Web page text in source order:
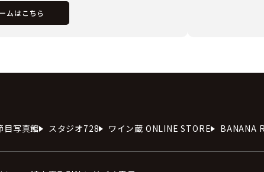
ムはこちら
目写真館 スタジオ728 ワイン蔵 ONLINE STORE BANANA